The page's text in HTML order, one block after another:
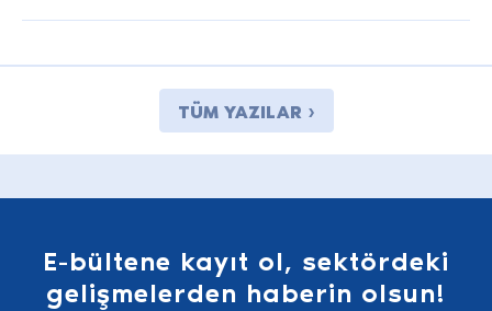
TÜM YAZILAR ›
E-bültene kayıt ol, sektördeki
gelişmelerden haberin olsun!